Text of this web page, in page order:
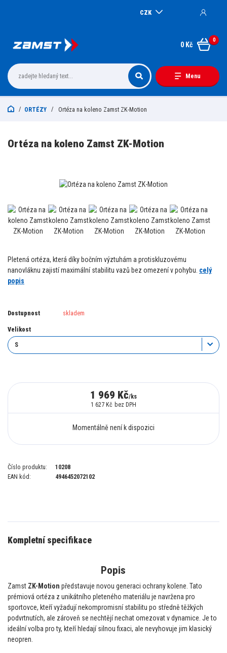
Menu
CZK
0
0 Kč
ORTÉZY Ortéza na koleno Zamst ZK-Motion
Ortéza na koleno Zamst ZK-Motion
Pletená ortéza, která díky bočním výztuhám a protiskluzovému
nanovláknu zajistí maximální stabilitu vazů bez omezení v pohybu. celý
popis
Dostupnost skladem
Velikost
1 969 Kč/ks
1 627 Kč bez DPH
Momentálně není k dispozici
Číslo produktu:
10208
EAN kód:
4946452072102
Kompletní specifikace
Popis
Zamst ZK-Motion představuje novou generaci ochrany kolene. Tato
prémiová ortéza z unikátního pleteného materiálu je navržena pro
sportovce, kteří vyžadují nekompromisní stabilitu po středně těžkých
podvrtnutích, ale zároveň se nechtějí nechat omezovat v dynamice. Je to
ideální volba pro ty, kteří hledají silnou fixaci, ale nevyhovuje jim klasický
neopren.